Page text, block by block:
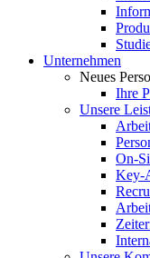
Unter­nehmen
Neues
Ihre
Unsere
On-
Key-